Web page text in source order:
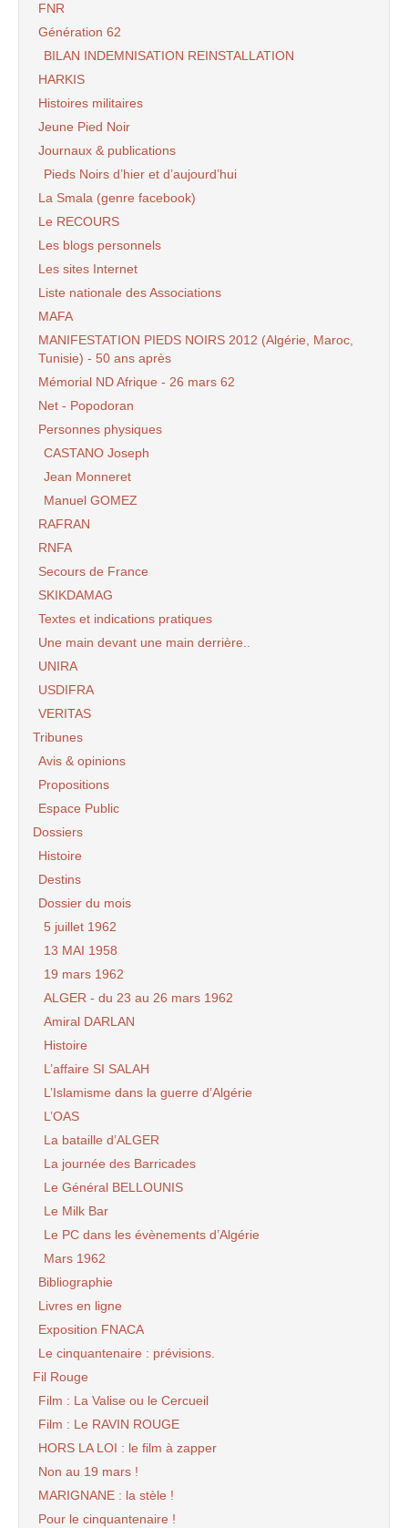
FNR
Génération 62
BILAN INDEMNISATION REINSTALLATION
HARKIS
Histoires militaires
Jeune Pied Noir
Journaux & publications
Pieds Noirs d’hier et d’aujourd’hui
La Smala (genre facebook)
Le RECOURS
Les blogs personnels
Les sites Internet
Liste nationale des Associations
MAFA
MANIFESTATION PIEDS NOIRS 2012 (Algérie, Maroc,
Tunisie) - 50 ans après
Mémorial ND Afrique - 26 mars 62
Net - Popodoran
Personnes physiques
CASTANO Joseph
Jean Monneret
Manuel GOMEZ
RAFRAN
RNFA
Secours de France
SKIKDAMAG
Textes et indications pratiques
Une main devant une main derrière..
UNIRA
USDIFRA
VERITAS
Tribunes
Avis & opinions
Propositions
Espace Public
Dossiers
Histoire
Destins
Dossier du mois
5 juillet 1962
13 MAI 1958
19 mars 1962
ALGER - du 23 au 26 mars 1962
Amiral DARLAN
Histoire
L’affaire SI SALAH
L’Islamisme dans la guerre d’Algérie
L’OAS
La bataille d’ALGER
La journée des Barricades
Le Général BELLOUNIS
Le Milk Bar
Le PC dans les évènements d’Algérie
Mars 1962
Bibliographie
Livres en ligne
Exposition FNACA
Le cinquantenaire : prévisions.
Fil Rouge
Film : La Valise ou le Cercueil
Film : Le RAVIN ROUGE
HORS LA LOI : le film à zapper
Non au 19 mars !
MARIGNANE : la stèle !
Pour le cinquantenaire !